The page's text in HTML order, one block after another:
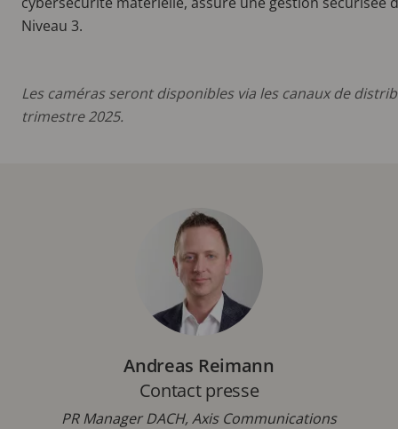
Niveau 3.
Les caméras seront disponibles via les canaux de
trimestre 2025.
Andreas Reimann
Contact presse
PR Manager DACH, Axis Communications